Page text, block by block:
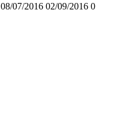
08/07/2016 02/09/2016 0